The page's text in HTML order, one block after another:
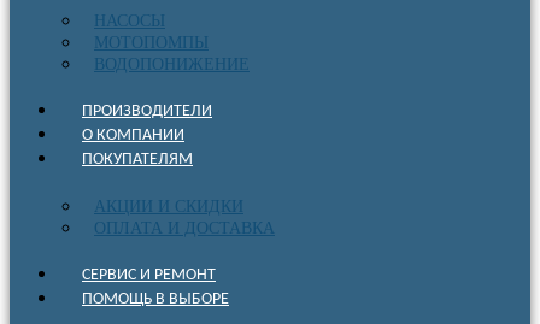
НАСОСЫ
МОТОПОМПЫ
ВОДОПОНИЖЕНИЕ
ПРОИЗВОДИТЕЛИ
О КОМПАНИИ
ПОКУПАТЕЛЯМ
АКЦИИ И СКИДКИ
ОПЛАТА И ДОСТАВКА
СЕРВИС И РЕМОНТ
ПОМОЩЬ В ВЫБОРЕ